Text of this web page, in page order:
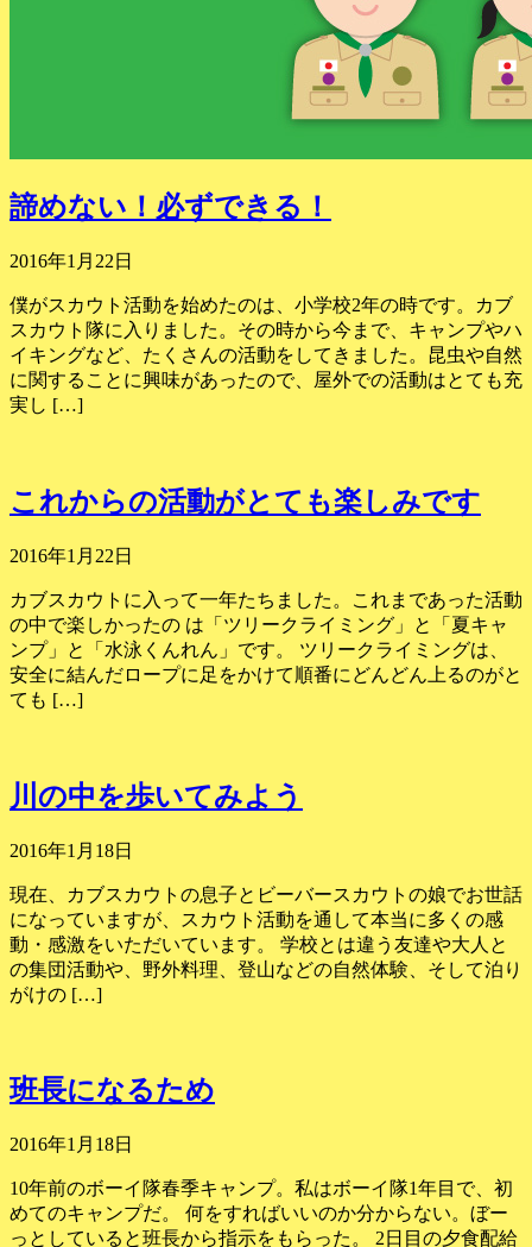
諦めない！必ずできる！
2016年1月22日
僕がスカウト活動を始めたのは、小学校2年の時です。カブ
スカウト隊に入りました。その時から今まで、キャンプやハ
イキングなど、たくさんの活動をしてきました。昆虫や自然
に関することに興味があったので、屋外での活動はとても充
実し […]
これからの活動がとても楽しみです
2016年1月22日
カブスカウトに入って一年たちました。これまであった活動
の中で楽しかったの は「ツリークライミング」と「夏キャ
ンプ」と「水泳くんれん」です。 ツリークライミングは、
安全に結んだロープに足をかけて順番にどんどん上るのがと
ても […]
川の中を歩いてみよう
2016年1月18日
現在、カブスカウトの息子とビーバースカウトの娘でお世話
になっていますが、スカウト活動を通して本当に多くの感
動・感激をいただいています。 学校とは違う友達や大人と
の集団活動や、野外料理、登山などの自然体験、そして泊り
がけの […]
班長になるため
2016年1月18日
10年前のボーイ隊春季キャンプ。私はボーイ隊1年目で、初
めてのキャンプだ。 何をすればいいのか分からない。ぼー
っとしていると班長から指示をもらった。 2日目の夕食配給